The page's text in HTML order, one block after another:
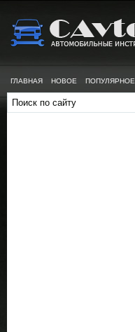
ГЛАВНАЯ НОВОЕ ПОПУЛЯРНОЕ